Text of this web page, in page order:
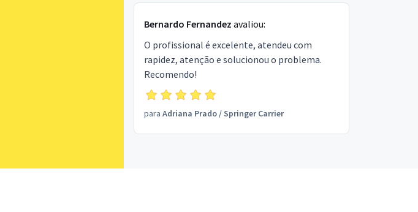
Bernardo Fernandez avaliou:
O profissional é excelente, atendeu com
rapidez, atenção e solucionou o problema.
Recomendo!
para Adriana Prado/Springer Carrier